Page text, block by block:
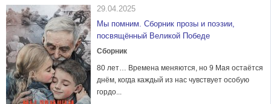
29.04.2025
Мы помним. Сборник прозы и поэзии,
посвящённый Великой Победе
Сборник
80 лет… Времена меняются, но 9 Мая остаётся
днём, когда каждый из нас чувствует особую
гордо...